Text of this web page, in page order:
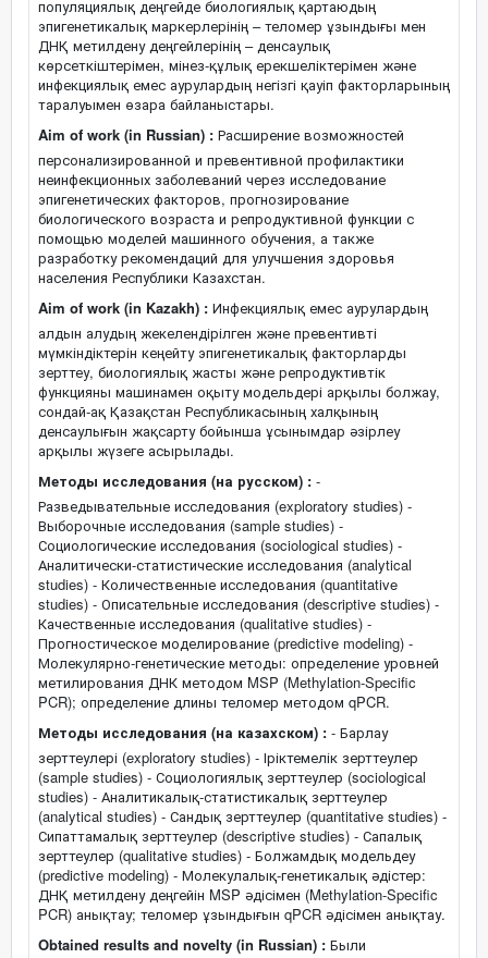
популяциялық деңгейде биологиялық қартаюдың
эпигенетикалық маркерлерінің – теломер ұзындығы мен
ДНҚ метилдену деңгейлерінің – денсаулық
көрсеткіштерімен, мінез-құлық ерекшеліктерімен және
инфекциялық емес аурулардың негізгі қауіп факторларының
таралуымен өзара байланыстары.
Aim of work (in Russian) : Расширение возможностей
персонализированной и превентивной профилактики
неинфекционных заболеваний через исследование
эпигенетических факторов, прогнозирование
биологического возраста и репродуктивной функции с
помощью моделей машинного обучения, а также
разработку рекомендаций для улучшения здоровья
населения Республики Казахстан.
Aim of work (in Kazakh) : Инфекциялық емес аурулардың
алдын алудың жекелендірілген және превентивті
мүмкіндіктерін кеңейту эпигенетикалық факторларды
зерттеу, биологиялық жасты және репродуктивтік
функцияны машинамен оқыту модельдері арқылы болжау,
сондай-ақ Қазақстан Республикасының халқының
денсаулығын жақсарту бойынша ұсынымдар әзірлеу
арқылы жүзеге асырылады.
Методы исследования (на русском) : -
Разведывательные исследования (exploratory studies) -
Выборочные исследования (sample studies) -
Социологические исследования (sociological studies) -
Аналитически-статистические исследования (analytical
studies) - Количественные исследования (quantitative
studies) - Описательные исследования (descriptive studies) -
Качественные исследования (qualitative studies) -
Прогностическое моделирование (predictive modeling) -
Молекулярно-генетические методы: определение уровней
метилирования ДНК методом MSP (Methylation-Specific
PCR); определение длины теломер методом qPCR.
Методы исследования (на казахском) : - Барлау
зерттеулері (exploratory studies) - Іріктемелік зерттеулер
(sample studies) - Социологиялық зерттеулер (sociological
studies) - Аналитикалық-статистикалық зерттеулер
(analytical studies) - Сандық зерттеулер (quantitative studies) -
Сипаттамалық зерттеулер (descriptive studies) - Сапалық
зерттеулер (qualitative studies) - Болжамдық модельдеу
(predictive modeling) - Молекулалық-генетикалық әдістер:
ДНҚ метилдену деңгейін MSP әдісімен (Methylation-Specific
PCR) анықтау; теломер ұзындығын qPCR әдісімен анықтау.
Obtained results and novelty (in Russian) : Были